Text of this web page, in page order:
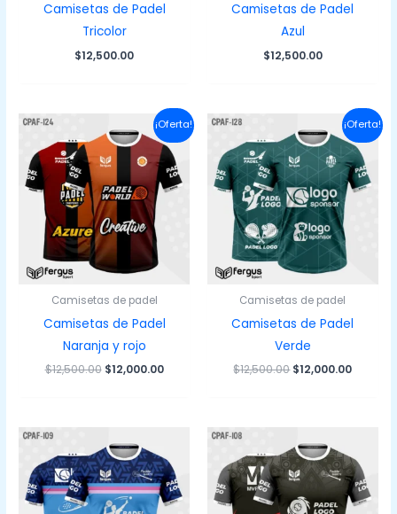
Camisetas de Padel
Tricolor
$12,500.00
Camisetas de Padel
Azul
$12,500.00
¡Oferta!
Camisetas de padel
Camisetas de Padel
Naranja y rojo
$12,500.00 El
$12,000.00El
$12,000.00.
¡Oferta!
Camisetas de padel
Camisetas de Padel
Verde
$12,500.00 El
$12,000.00El